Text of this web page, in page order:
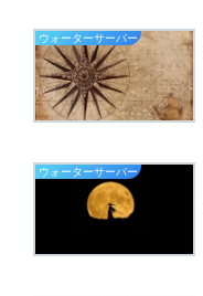
ウォーターサーバー
ウォーターサーバー